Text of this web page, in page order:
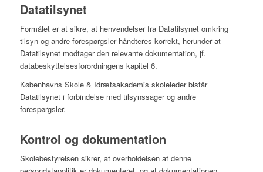
Datatilsynet
Formålet er at sikre, at henvendelser fra Datatilsynet omkring
tilsyn og andre forespørgsler håndteres korrekt, herunder at
Datatilsynet modtager den relevante dokumentation, jf.
databeskyttelsesforordningens kapitel 6.
Københavns Skole & Idrætsakademis skoleleder bistår
Datatilsynet i forbindelse med tilsynssager og andre
forespørgsler.
Kontrol og dokumentation
Skolebestyrelsen sikrer, at overholdelsen af denne